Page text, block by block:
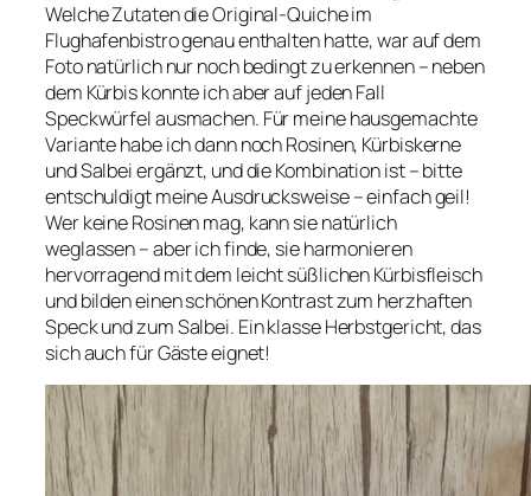
Welche Zutaten die Original-Quiche im
Flughafenbistro genau enthalten hatte, war auf dem
Foto natürlich nur noch bedingt zu erkennen – neben
dem Kürbis konnte ich aber auf jeden Fall
Speckwürfel ausmachen. Für meine hausgemachte
Variante habe ich dann noch Rosinen, Kürbiskerne
und Salbei ergänzt, und die Kombination ist – bitte
entschuldigt meine Ausdrucksweise – einfach geil!
Wer keine Rosinen mag, kann sie natürlich
weglassen – aber ich finde, sie harmonieren
hervorragend mit dem leicht süßlichen Kürbisfleisch
und bilden einen schönen Kontrast zum herzhaften
Speck und zum Salbei. Ein klasse Herbstgericht, das
sich auch für Gäste eignet!